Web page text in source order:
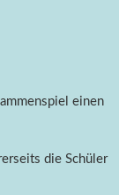
einen
die Schüler